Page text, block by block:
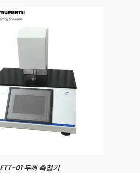
FTT-01 두께 측정기